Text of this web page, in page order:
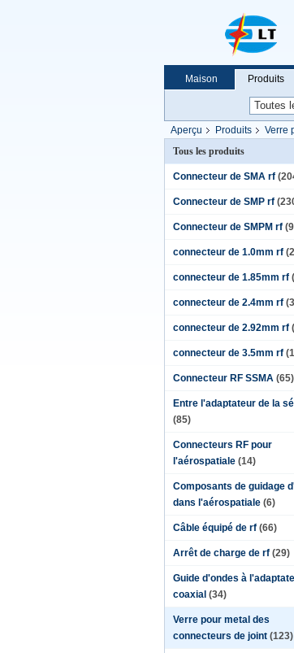
Maison Produits
Le
Aperçu Produits Verre
Tous les produits
Connecteur de SMA rf
Connecteur de SMP rf
Connecteur de SMPM rf
connecteur de 1.0mm rf
connecteur de 1.85mm rf
connecteur de 2.4mm rf
connecteur de 2.92mm rf
connecteur de 3.5mm rf
Connecteur RF SSMA (65)
Entre l'adaptateur de la
(85)
Connecteurs RF pour
l'aérospatiale (14)
Composants de guidage
dans l'aérospatiale (6)
Câble équipé de rf (66)
Arrêt de charge de rf (29)
Guide d'ondes à
coaxial (34)
Verre pour metal des
connecteurs de joint (123)